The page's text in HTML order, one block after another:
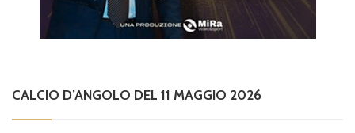
CALCIO D’ANGOLO DEL 11 MAGGIO 2026